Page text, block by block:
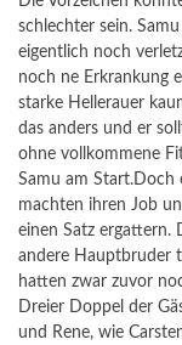
schlechter sein.
eigentlich noch
noch ne Erkrankung
starke Hellerauer
das anders und er
ohne vollkommene
Samu am Start.Doch
machten ihren Job
einen Satz ergattern.
andere Hauptbruder
hatten zwar zuvor
Dreier Doppel der
und Rene, wie